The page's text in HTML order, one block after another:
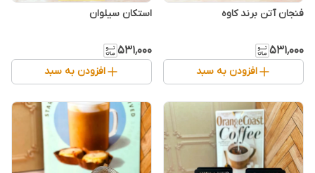
فنجان آتن برند کاوه
۵۳۱٬۰۰۰
افزودن به سبد
استکان سیلوان
۵۳۱٬۰۰۰
افزودن به سبد